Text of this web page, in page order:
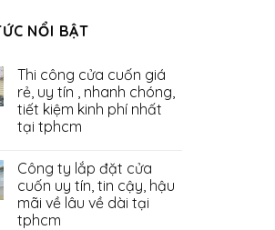
NỔI BẬT
Thi công cửa cuốn giá
rẻ, uy tín , nhanh chóng,
tiết kiệm kinh phí nhất
tại tphcm
Công ty lắp đặt cửa
cuốn uy tín, tin cậy, hậu
mãi về lâu về dài tại
tphcm